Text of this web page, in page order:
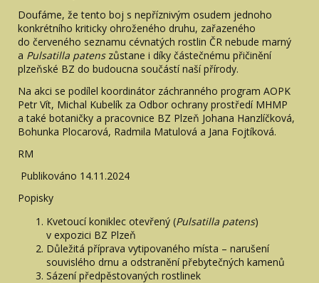
Doufáme, že tento boj s nepříznivým osudem jednoho
konkrétního kriticky ohroženého druhu, zařazeného
do červeného seznamu cévnatých rostlin ČR nebude marný
a Pulsatilla patenszůstane i díky částečnému přičinění
plzeňské BZ do budoucna součástí naší přírody.
Na akci se podílel koordinátor záchranného program AOPK
Petr Vít, Michal Kubelík za Odbor ochrany prostředí MHMP
a také botaničky a pracovnice BZ Plzeň Johana Hanzlíčková,
Bohunka Plocarová, Radmila Matulová a Jana Fojtíková.
RM
Publikováno 14.11.2024
Popisky
Kvetoucí koniklec otevřený (Pulsatilla patens)
v expozici BZ Plzeň
Důležitá příprava vytipovaného místa – narušení
souvislého drnu a odstranění přebytečných kamenů
Sázení předpěstovaných rostlinek